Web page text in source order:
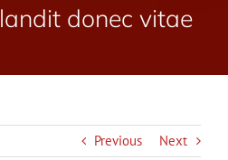
donec vitae
Previous Next